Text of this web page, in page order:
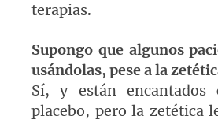
terapias.
Supongo que algunos
usándolas, pese a la
Sí, y están encantados
placebo, pero la zetética